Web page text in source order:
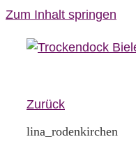
Zum Inhalt springen
Zurück
lina_rodenkirchen